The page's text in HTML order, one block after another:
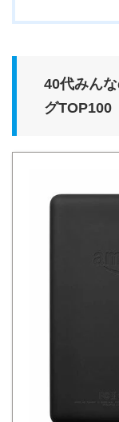
40代みん
グTOP100